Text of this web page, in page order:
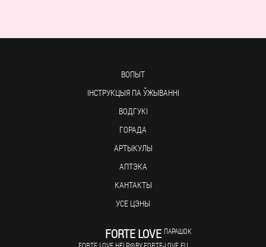
ВОПЫТ
ІНСТРУКЦЫЯ ПА ЎЖЫВАННІ
ВОДГУКІ
ГОРАДА
АРТЫКУЛЫ
АПТЭКА
КАНТАКТЫ
УСЕ ЦЭНЫ
FORTE LOVE ПАРАШОК